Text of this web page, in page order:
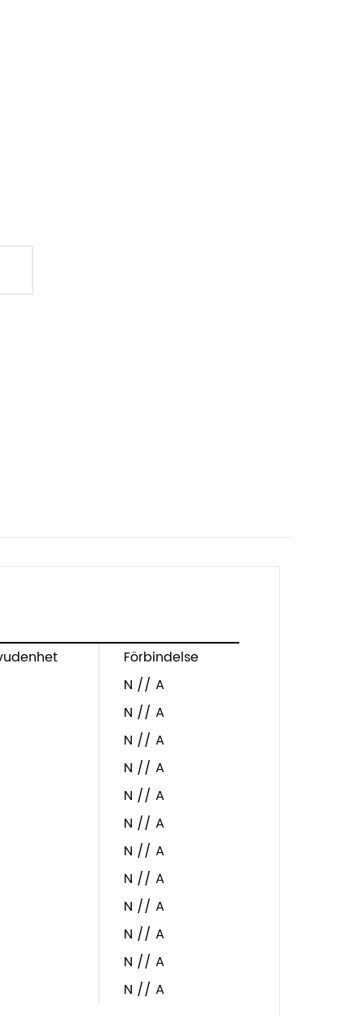
Förbindelse
N // A
N // A
N // A
N // A
N // A
N // A
N // A
N // A
N // A
N // A
N // A
N // A